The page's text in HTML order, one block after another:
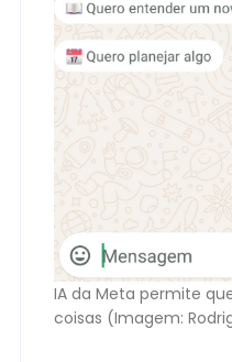
IA da Meta permite
coisas (Imagem: